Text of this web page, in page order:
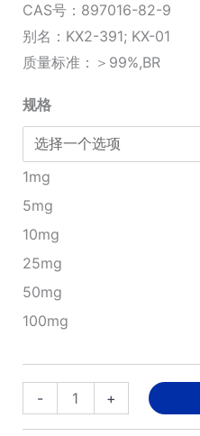
CAS号：897016-82-9
别名：KX2-391; KX-01
质量标准：＞99%,BR
规格
1mg
5mg
10mg
25mg
50mg
100mg
-
Tirbanibulin
数
+